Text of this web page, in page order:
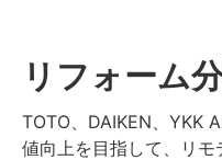
リフォーム
TOTO、DAIKEN、YKK
値向上を目指して、リ